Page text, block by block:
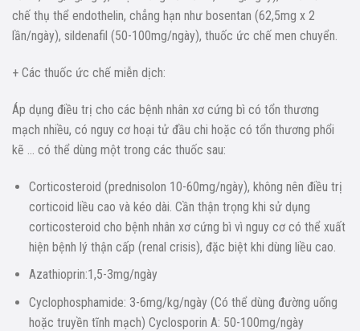
chế thụ thể endothelin, chẳng hạn như bosentan (62,5mg x 2
lần/ngày), sildenafil (50-100mg/ngày), thuốc ức chế men chuyển.
+ Các thuốc ức chế miễn dịch:
Áp dụng điều trị cho các bệnh nhân xơ cứng bì có tổn thương
mạch nhiều, có nguy cơ hoại tử đầu chi hoặc có tổn thương phổi
kẽ … có thể dùng một trong các thuốc sau:
Corticosteroid (prednisolon 10-60mg/ngày), không nên điều trị
corticoid liều cao và kéo dài. Cần thận trọng khi sử dụng
corticosteroid cho bệnh nhân xơ cứng bì vì nguy cơ có thể xuất
hiện bệnh lý thận cấp (renal crisis), đặc biệt khi dùng liều cao.
Azathioprin:1,5-3mg/ngày
Cyclophosphamide: 3-6mg/kg/ngày (Có thể dùng đường uống
hoặc truyền tĩnh mạch) Cyclosporin A: 50-100mg/ngày